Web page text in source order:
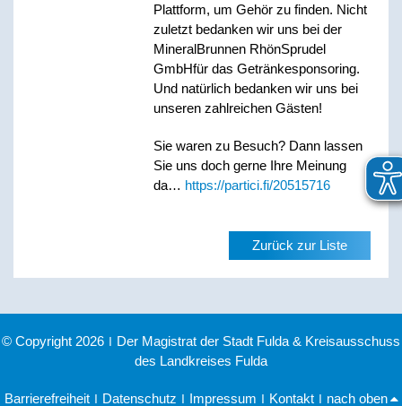
Plattform, um Gehör zu finden. Nicht
zuletzt bedanken wir uns bei der
MineralBrunnen RhönSprudel
GmbHfür das Getränkesponsoring.
Und natürlich bedanken wir uns bei
unseren zahlreichen Gästen!
Sie waren zu Besuch? Dann lassen
Sie uns doch gerne Ihre Meinung
da… https://partici.fi/20515716
Zurück zur Liste
© Copyright 2026 | Der Magistrat der Stadt Fulda & Kreisausschuss
des Landkreises Fulda
Barrierefreiheit | Datenschutz | Impressum | Kontakt | nach oben